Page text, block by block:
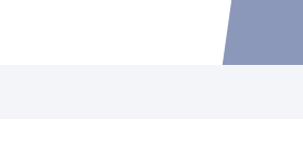
Accéder